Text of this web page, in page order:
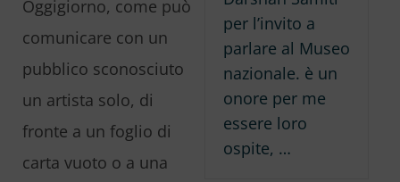
Oggigiorno, come può
comunicare con un
pubblico sconosciuto
un artista solo, di
fronte a un foglio di
carta vuoto o a una
per l’invito a
parlare al Museo
nazionale. è un
onore per me
essere loro
ospite, …